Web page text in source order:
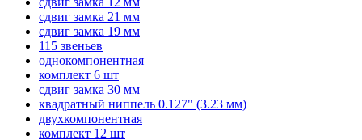
сдвиг замка 21 мм
сдвиг замка 19 мм
115 звеньев
однокомпонентная
комплект 6 шт
сдвиг замка 30 мм
квадратный ниппель 0.127" (3.23 мм)
двухкомпонентная
комплект 12 шт